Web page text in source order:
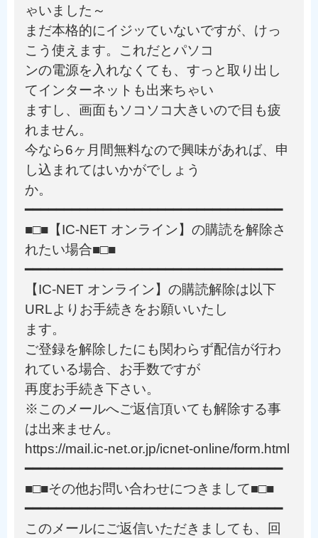
ゃいました～
まだ本格的にイジッていないですが、けっ
こう使えます。これだとパソコ
ンの電源を入れなくても、すっと取り出し
てインターネットも出来ちゃい
ますし、画面もソコソコ大きいので目も疲
れません。
今なら6ヶ月間無料なので興味があれば、申
し込まれてはいかがでしょう
か。
━━━━━━━━━━━━━━━━━━━━━━━━━━━━━━━━━
■□■【IC-NET オンライン】の購読を解除さ
れたい場合■□■
━━━━━━━━━━━━━━━━━━━━━━━━━━━━━━━━━
【IC-NET オンライン】の購読解除は以下
URLよりお手続きをお願いいたし
ます。
ご登録を解除したにも関わらず配信が行わ
れている場合、お手数ですが
再度お手続き下さい。
※このメールへご返信頂いても解除する事
は出来ません。
https://mail.ic-net.or.jp/icnet-online/form.html
━━━━━━━━━━━━━━━━━━━━━━━━━━━━━━━━━
■□■その他お問い合わせにつきまして■□■
━━━━━━━━━━━━━━━━━━━━━━━━━━━━━━━━━
このメールにご返信いただきましても、回